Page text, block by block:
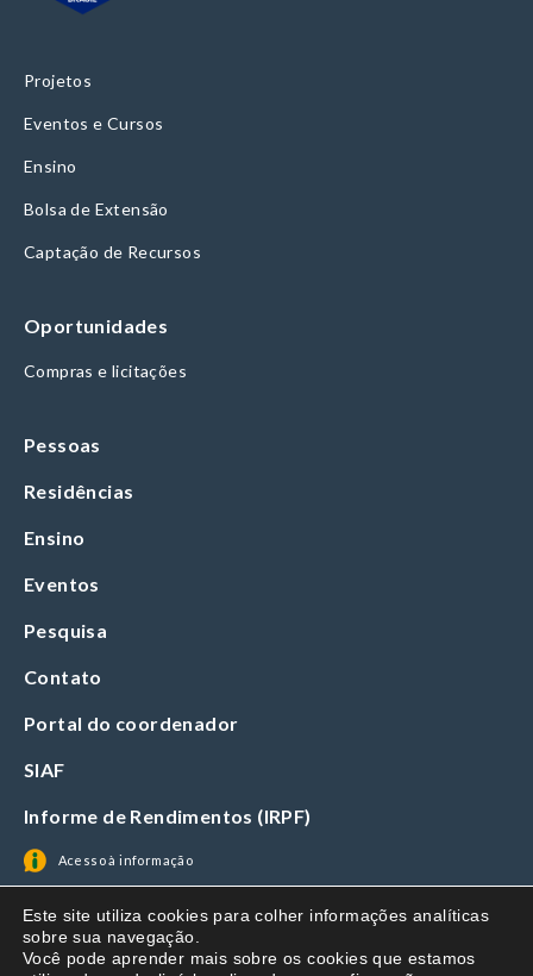
Projetos
Eventos e Cursos
Ensino
Bolsa de Extensão
Captação de Recursos
Oportunidades
Compras e licitações
Pessoas
Residências
Ensino
Eventos
Pesquisa
Contato
Portal do coordenador
SIAF
Informe de Rendimentos (IRPF)
Acesso à informação
Este site utiliza cookies para colher informações analíticas
sobre sua navegação.
Você pode aprender mais sobre os cookies que estamos